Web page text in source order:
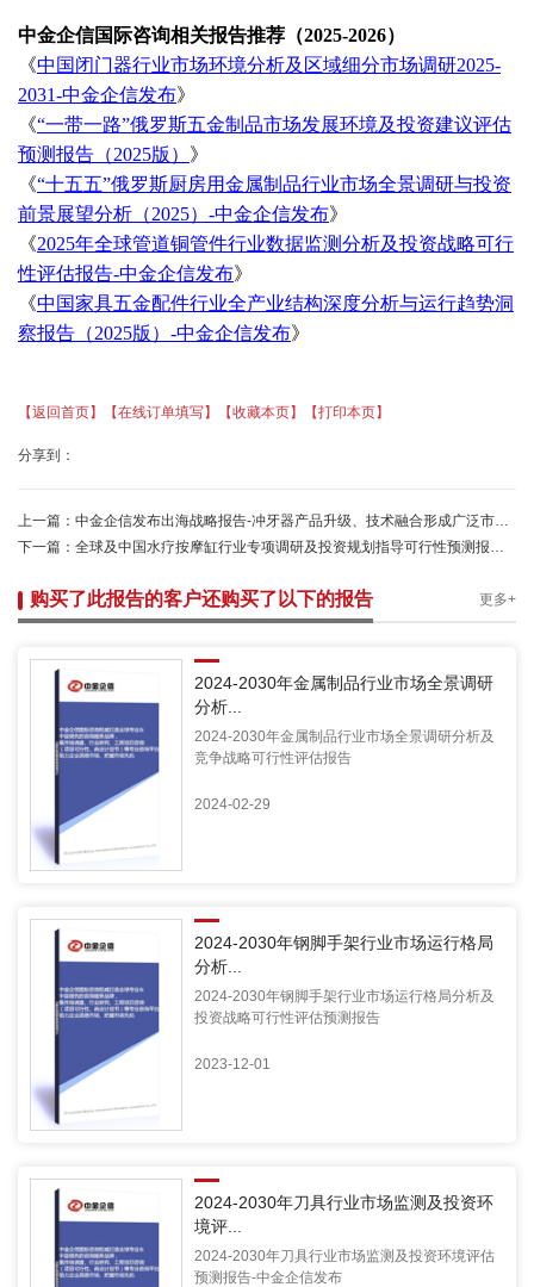
中金企信国际咨询相关报告推荐（2025-2026）
《中国闭门器行业市场环境分析及区域细分市场调研2025-
2031-中金企信发布》
《“一带一路”俄罗斯五金制品市场发展环境及投资建议评估
预测报告（2025版） 》
《“十五五”俄罗斯厨房用金属制品行业市场全景调研与投资
前景展望分析（2025）-中金企信发布》
《2025年全球管道铜管件行业数据监测分析及投资战略可行
性评估报告-中金企信发布》
《中国家具五金配件行业全产业结构深度分析与运行趋势洞
察报告（2025版）-中金企信发布》
【返回首页】 【在线订单填写】 【收藏本页】 【打印本页】
分享到：
上一篇： 中金企信发布出海战略报告-冲牙器产品升级、技术融合形成广泛市场需求基础
下一篇： 全球及中国水疗按摩缸行业专项调研及投资规划指导可行性预测报告（2025版）-中金企信发布
购买了此报告的客户还购买了以下的报告 更多+
2024-2030年金属制品行业市场全景调研
分析...
2024-2030年金属制品行业市场全景调研分析及
竞争战略可行性评估报告
2024-02-29
2024-2030年钢脚手架行业市场运行格局
分析...
2024-2030年钢脚手架行业市场运行格局分析及
投资战略可行性评估预测报告
2023-12-01
2024-2030年刀具行业市场监测及投资环
境评...
2024-2030年刀具行业市场监测及投资环境评估
预测报告-中金企信发布